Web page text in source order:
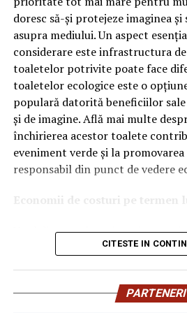
Ce înseamnă Ravenol VMP?
DenumireaVMPidentifică o
pentru motoare moderne care
ridicate și compatibilitate cu
constructorilor auto.
Acest produs este destinat în
moderne pe benzină și diesel,
catalizatoare moderne;
sisteme Start-Stop.
Una dintre cele mai importante
doresc să-și protejeze imaginea
asupra mediului. Un aspect
considerare este infrastructura
toaletelor potrivite poate face
toaletelor ecologice este o
populară datorită beneficiilor
și de imagine. Află mai multe
închirierea acestor toalete
eveniment verde și la
responsabil din punct de vedere
Economii de costuri pe termen
Unul dintre cele mai mari
închiriere toalete ecologice
termen lung, aceasta este o
construirea unei infrastructuri
CITESTE IN
PARTENERI